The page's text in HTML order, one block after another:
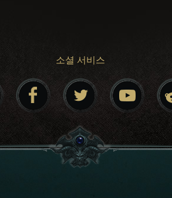
소셜 서비스